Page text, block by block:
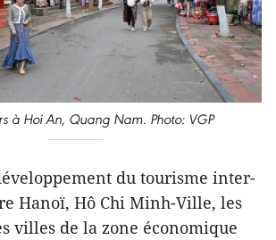
à Hoi An, Quang Nam. Photo: VGP
du tourisme inter-
Hanoï, Hô Chi Minh-Ville, les
villes de la zone économique